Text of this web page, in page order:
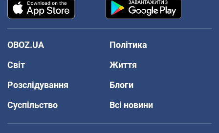
OBOZ.UA
Політика
Світ
Життя
Розслідування
Блоги
Суспільство
Всі новини